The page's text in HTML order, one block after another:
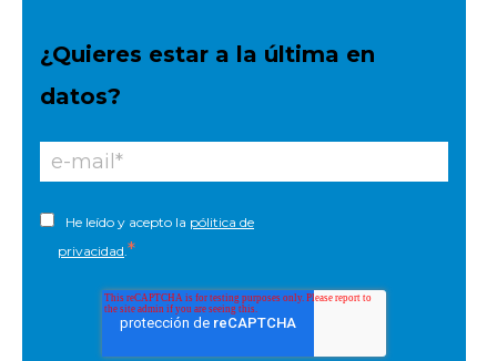
¿Quieres estar a la última en
datos?
He leído y acepto la pólitica de
privacidad *